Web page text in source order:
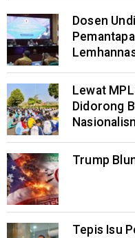
Dosen
Lewat
Didorong
Trump
Tepis Isu